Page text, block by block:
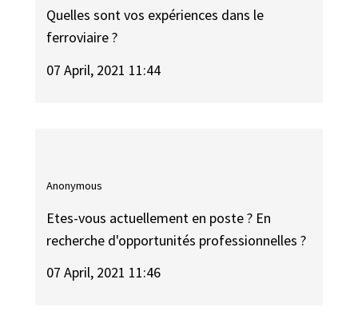
Quelles sont vos expériences dans le
ferroviaire ?
07 April, 2021 11:44
Anonymous
Etes-vous actuellement en poste ? En
recherche d'opportunités professionnelles ?
07 April, 2021 11:46